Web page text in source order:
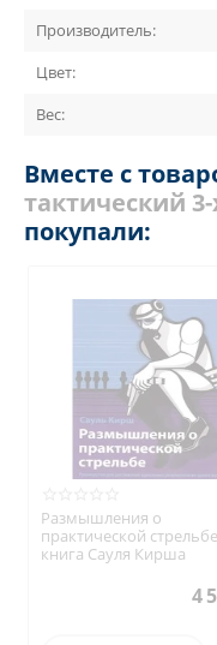
Производитель:
Цвет:
Вес:
Вместе с
тактический
покупали:
Размышления о
практической
книга Сауля Кирша
4